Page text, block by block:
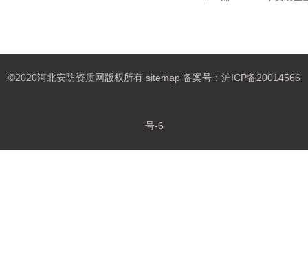
©2020河北安防资质网版权所有 sitemap备案号： 沪ICP备20014566
号-6